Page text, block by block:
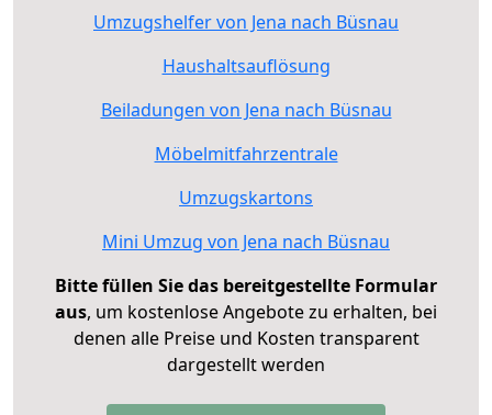
Umzugshelfer von Jena nach Büsnau
Haushaltsauflösung
Beiladungen von Jena nach Büsnau
Möbelmitfahrzentrale
Umzugskartons
Mini Umzug von Jena nach Büsnau
Bitte füllen Sie das bereitgestellte Formular
aus, um kostenlose Angebote zu erhalten, bei
denen alle Preise und Kosten transparent
dargestellt werden